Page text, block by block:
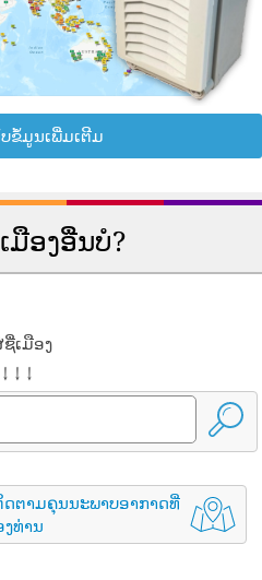
ຂໍ້ມູນເພີ່ມເຕີມ
ມືອງອື່ນບໍ?
ເມືອງ
↓ ↓ ↓
ຕາມຄຸນນະພາບອາກາດທີ່
ທ່ານ